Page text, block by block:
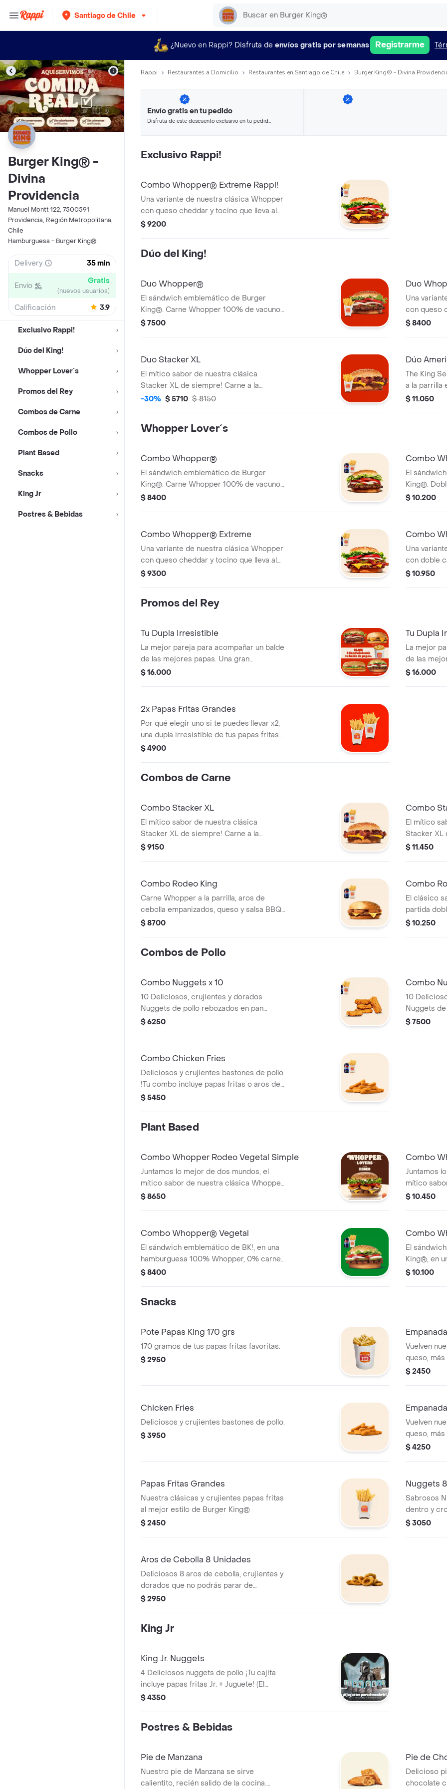
Santiago de Chile
¿Nuevo en Rappi? Disfruta de envíos gratis por semanas Registrarme
Burger King® -
Divina
Providencia
Manuel Montt 122, 7500591
Providencia, Región Metropolitana,
Chile
Hamburguesa - Burger King®
Delivery 35 min
Envío Gratis
(nuevos usuarios)
Calificación 3.9
Exclusivo Rappi!
Dúo del King!
Whopper Lover´s
Promos del Rey
Combos de Carne
Combos de Pollo
Plant Based
Snacks
King Jr
Postres & Bebidas
Rappi Restaurantes a Domicilio Restaurantes en Santiago de Chile Burger King® - Divina
Envío gratis en tu pedido
Disfruta de este descuento exclusivo en tu pedido
Exclusivo Rappi!
Combo Whopper® Extreme Rappi!
Una variante de nuestra clásica Whopper
con queso cheddar y tocino que lleva al
placer. ¡Tu combo incluye papas fritas
$ 9200
Dúo del King!
Duo Whopper®
El sándwich emblemático de Burger
King®. Carne Whopper 100% de vacuno
a la parrilla, jugosos tomates, frescas
papas fritas grande!
$ 7500
Duo
Una
con queso
placer. ¡Tu
$ 8400
Duo Stacker XL
El mítico sabor de nuestra clásica
Stacker XL de siempre! Carne a la
parrilla, sabroso tocino, queso cheddar y
-30% $ 5710 $ 8150
Dúo
The King
a la parrilla
lechuga
$ 11.050
Whopper Lover´s
Combo Whopper®
El sándwich emblemático de Burger
King®. Carne Whopper 100% de vacuno
a la parrilla, frescas lechugas, jugosos
papas fritas medianas o aros de cebolla y
una lata de bebi
$ 8400
Combo
El
King®.
vacuno a la
incluye
cebolla y
$ 10.200
Combo Whopper® Extreme
Una variante de nuestra clásica Whopper
con queso cheddar y tocino que lleva al
placer. ¡Tu combo incluye papas fritas
$ 9300
Combo
Una
con doble
que lleva al
$ 10.950
Promos del Rey
Tu Dupla Irresistible
La mejor pareja para acompañar un balde
de las mejores papas. Una gran
promoción que te permite llevar 2
$ 16.000
Tu Dupla
La mejor
de las
promoción
$ 16.000
2x Papas Fritas Grandes
Por qué elegir uno si te puedes llevar x2,
una dupla irresistible de tus papas fritas
favoritas!
$ 4900
Combos de Carne
Combo Stacker XL
El mítico sabor de nuestra clásica
Stacker XL de siempre! Carne a la
parrilla, sabroso tocino, queso cheddar y
una lata de bebida!
$ 9150
Combo
El mítico
Stacker XL
carne a la
aros de
$ 11.450
Combo Rodeo King
Carne Whopper a la parrilla, aros de
cebolla empanizados, queso y salsa BBQ
¡Tu combo incluye papas fritas medianas
$ 8700
Combo
El clásico
partida
parrilla,
$ 10.250
Combos de Pollo
Combo Nuggets x 10
10 Deliciosos, crujientes y dorados
Nuggets de pollo rebozados en pan
rallado.¡Tu combo incluye papas fritas
$ 6250
Combo
10
Nuggets
rallado. ¡Tu
$ 7500
Combo Chicken Fries
Deliciosos y crujientes bastones de pollo.
!Tu combo incluye papas fritas o aros de
cebolla y una lata de bebida!
$ 5450
Plant Based
Combo Whopper Rodeo Vegetal Simple
Juntamos lo mejor de dos mundos, el
mítico sabor de nuestra clásica Whopper
Vegetal de siempre, pero ahora con
perfecta de sabores y texturas en cada
bocado! ¡Tu combo incluye pa
$ 8650
Combo
Juntamos
mítico
Vegetal de
perfecta de
bocado!
$ 10.450
Combo Whopper® Vegetal
El sándwich emblemático de BK!, en una
hamburguesa 100% Whopper, 0% carne,
hecha completamente de fuentes
lata de bebida!
$ 8400
Combo
El
King®, en
Whopper
$ 10.100
Snacks
Pote Papas King 170 grs
170 gramos de tus papas fritas favoritas.
$ 2950
Vuelven
queso,
$ 2450
Chicken Fries
Deliciosos y crujientes bastones de pollo.
$ 3950
Vuelven
queso,
$ 4250
Papas Fritas Grandes
Nuestra clásicas y crujientes papas fritas
al mejor estilo de Burger King®
$ 2450
Nuggets
Sabrosos
dentro y
salsas**
$ 3050
Aros de Cebolla 8 Unidades
Deliciosos 8 aros de cebolla, crujientes y
dorados que no podrás parar de
comerlos.
$ 2950
King Jr
King Jr. Nuggets
4 Deliciosos nuggets de pollo ¡Tu cajita
incluye papas fritas Jr. + Juguete! (El
juguete puede variar según la campaña
$ 4350
Postres & Bebidas
Pie de Manzana
Nuestro pie de Manzana se sirve
calientito, recién salido de la cocina.
Pie de
Delicioso
chocolate